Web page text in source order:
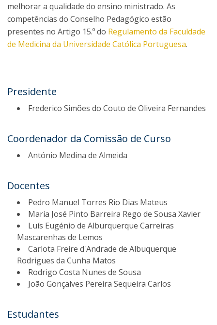
melhorar a qualidade do ensino ministrado. As
competências do Conselho Pedagógico estão
presentes no Artigo 15.º do Regulamento da Faculdade
de Medicina da Universidade Católica Portuguesa.
Presidente
Frederico Simões do Couto de Oliveira Fernandes
Coordenador da Comissão de Curso
António Medina de Almeida
Docentes
Pedro Manuel Torres Rio Dias Mateus
Maria José Pinto Barreira Rego de Sousa Xavier
Luís Eugénio de Alburquerque Carreiras
Mascarenhas de Lemos
Carlota Freire d'Andrade de Albuquerque
Rodrigues da Cunha Matos
Rodrigo Costa Nunes de Sousa
João Gonçalves Pereira Sequeira Carlos
Estudantes